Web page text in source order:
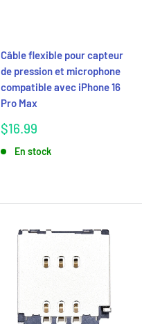
Câble flexible pour capteur
de pression et microphone
compatible avec iPhone 16
Pro Max
Prix
$16.99
En stock